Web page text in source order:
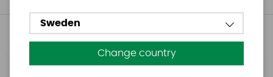
Andra köpte även
Starboard Dr. Tuba
Sweden
Change country